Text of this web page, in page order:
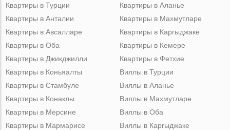
Квартиры в Турции
Квартиры в Анталии
Квартиры в Авсалларе
Квартиры в Оба
Квартиры в Джикджилли
Квартиры в Аланье
Квартиры в Махмутларе
Квартиры в Каргыджаке
Квартиры в Кемере
Квартиры в Фетхие
Квартиры в Коньяалты
Квартиры в Стамбуле
Квартиры в Конаклы
Квартиры в Мерсине
Квартиры в Мармарисе
Виллы в Турции
Виллы в Аланье
Виллы в Махмутларе
Виллы в Оба
Виллы в Каргыджаке